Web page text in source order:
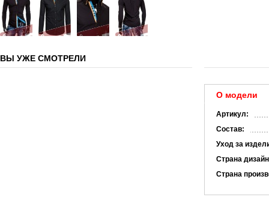
ВЫ УЖЕ СМОТРЕЛИ
О модели
Артикул:
Состав:
Уход за
Страна
Страна